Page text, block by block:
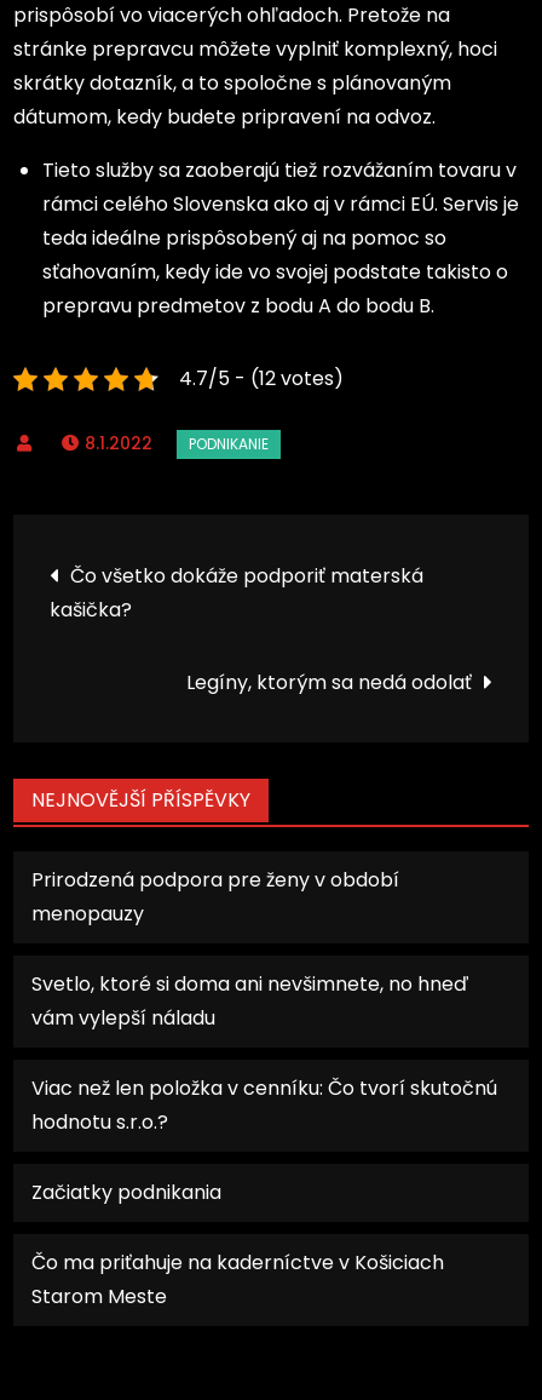
prispôsobí vo viacerých ohľadoch. Pretože na
stránke prepravcu môžete vyplniť komplexný, hoci
skrátky dotazník, a to spoločne s plánovaným
dátumom, kedy budete pripravení na odvoz.
Tieto služby sa zaoberajú tiež rozvážaním tovaru v
rámci celého Slovenska ako aj v rámci EÚ. Servis je
teda ideálne prispôsobený aj na pomoc so
sťahovaním, kedy ide vo svojej podstate takisto o
prepravu predmetov z bodu A do bodu B.
4.7/5 - (12 votes)
8.1.2022
Navigace
pro
příspěvek
Čo všetko dokáže podporiť materská
kašička?
Legíny, ktorým sa nedá odolať
NEJNOVĚJŠÍ PŘÍSPĚVKY
Prirodzená podpora pre ženy v období
menopauzy
Svetlo, ktoré si doma ani nevšimnete, no hneď
vám vylepší náladu
Viac než len položka v cenníku: Čo tvorí skutočnú
hodnotu s.r.o.?
Začiatky podnikania
Čo ma priťahuje na kaderníctve v Košiciach
Starom Meste